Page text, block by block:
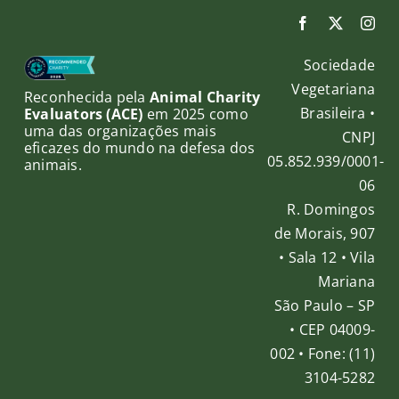
Reconhecida pela Animal Charity
Evaluators (ACE) em 2025 como
uma das organizações mais
eficazes do mundo na defesa dos
animais.
Sociedade
Vegetariana
Brasileira •
CNPJ
05.852.939/0001-
06
R. Domingos
de Morais, 907
• Sala 12 • Vila
Mariana
São Paulo – SP
• CEP 04009-
002 • Fone: (11)
3104-5282